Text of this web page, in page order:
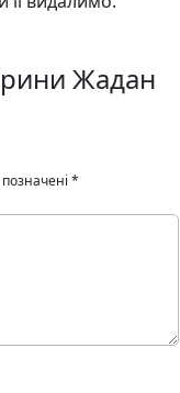
Жадан
*